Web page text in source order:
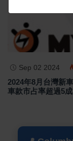
Sep 02 2024
2024年8月台灣新
車款市占率超過5成